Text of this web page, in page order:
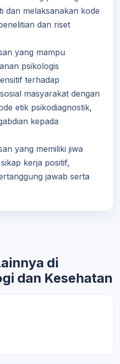
dan melaksanakan kode
dan riset
yang mampu
psikologis
terhadap
masyarakat dengan
etik psikodiagnostik,
kepada
yang memiliki jiwa
kerja positif,
jawab serta
di
dan Kesehatan